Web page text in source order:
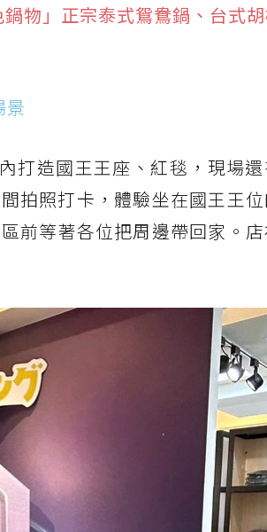
物」正宗泰式鴛鴦鍋、台式
景
打造國王王座、紅毯，現場
拍照打卡，體驗坐在國王王
前等著各位把周邊帶回家。